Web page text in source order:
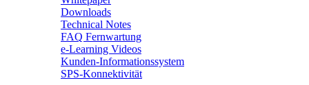
Downloads
Technical Notes
FAQ Fernwartung
e-Learning Videos
Kunden-Informationssystem
SPS-Konnektivität